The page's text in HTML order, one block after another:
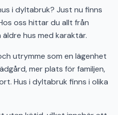
i dyltabruk? Just nu finns
oss hittar du allt från
hus med karaktär.
utrymme som en lägenhet
mer plats för familjen,
Hus i dyltabruk finns i olika